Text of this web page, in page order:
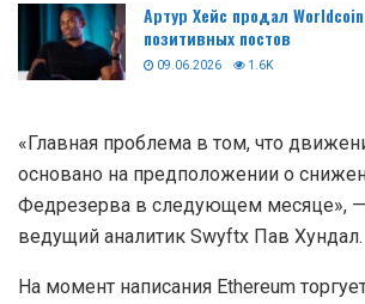
Артур Хейс продал
позитивных постов
09.06.2026 1.6K
«Главная проблема в том, что
основано на предположении о
Федрезерва в следующем месяце»,
ведущий аналитик Swyftx Пав Хундал.
На момент написания Ethereum